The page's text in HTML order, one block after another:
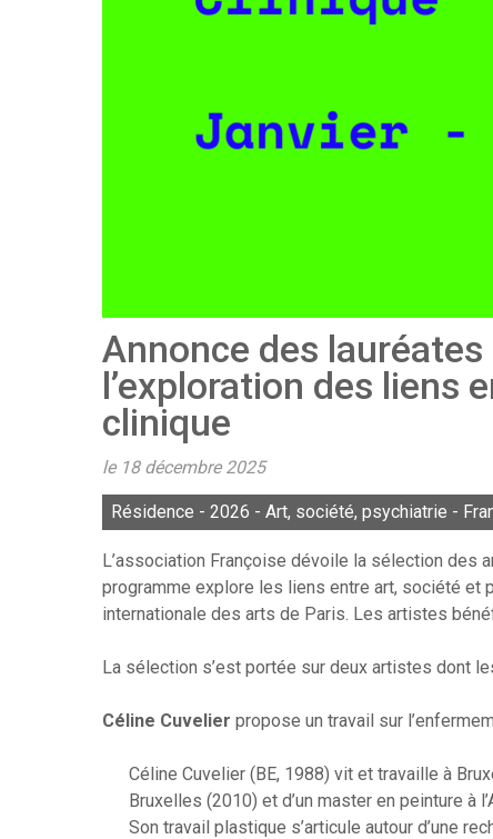
Annonce des
l’exploration des liens
clinique
le 18 décembre 2025
Résidence - 2026 - Art, société, psychiatrie -
L’association Françoise dévoile la sélection des
programme explore les liens entre art, société et
internationale des arts de Paris. Les artistes
La sélection s’est portée sur deux artistes dont
Céline Cuvelier propose un travail sur
Céline Cuvelier (BE, 1988) vit et travaille à
Bruxelles (2010) et d’un master en peinture à
Son travail plastique s’articule autour d’une